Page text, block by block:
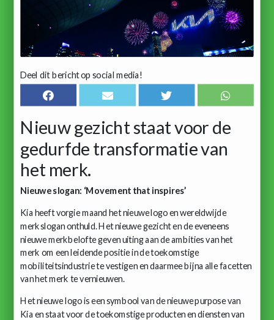
Deel dit bericht op social media!
Nieuw gezicht staat voor de
gedurfde transformatie van
het merk.
Nieuwe slogan: ‘Movement that inspires’
Kia heeft vorgie maand het nieuwe logo en wereldwijde
merkslogan onthuld. Het nieuwe gezicht en de eveneens
nieuwe merkbelofte geven uiting aan de ambities van het
merk om een leidende positie in de toekomstige
mobiliteitsindustrie te vestigen en daarmee bijna alle facetten
van het merk te vernieuwen.
Het nieuwe logo is een symbool van de nieuwe purpose van
Kia en staat voor de toekomstige producten en diensten van